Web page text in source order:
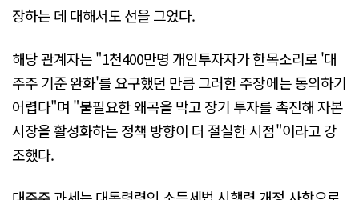
장하는 데 대해서도 선을 그었다.
해당 관계자는 "1천400만명 개인투자자가 한목소리로 '대
주주 기준 완화'를 요구했던 만큼 그러한 주장에는 동의하기
어렵다"며 "불필요한 왜곡을 막고 장기 투자를 촉진해 자본
시장을 활성화하는 정책 방향이 더 절실한 시점"이라고 강
조했다.